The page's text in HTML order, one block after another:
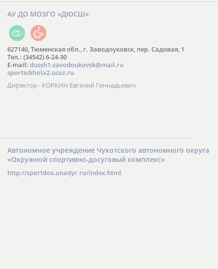
АУ ДО МОЗГО «ДЮСШ»
627140, Тюменская обл., г. Заводоуковск, пер. Садовая, 1
Тел.: (34542) 6-24-30
​E-mail: dussh1-zavodoukovsk@mail.ru
sportsckhola2.ucoz.ru
Директор - КОРКИН Евгений Геннадьевич
Автономное учреждение Чукотского автономного округа
«Окружной спортивно-досуговый комплекс»
http://sportdos.anadyr.ru/index.html